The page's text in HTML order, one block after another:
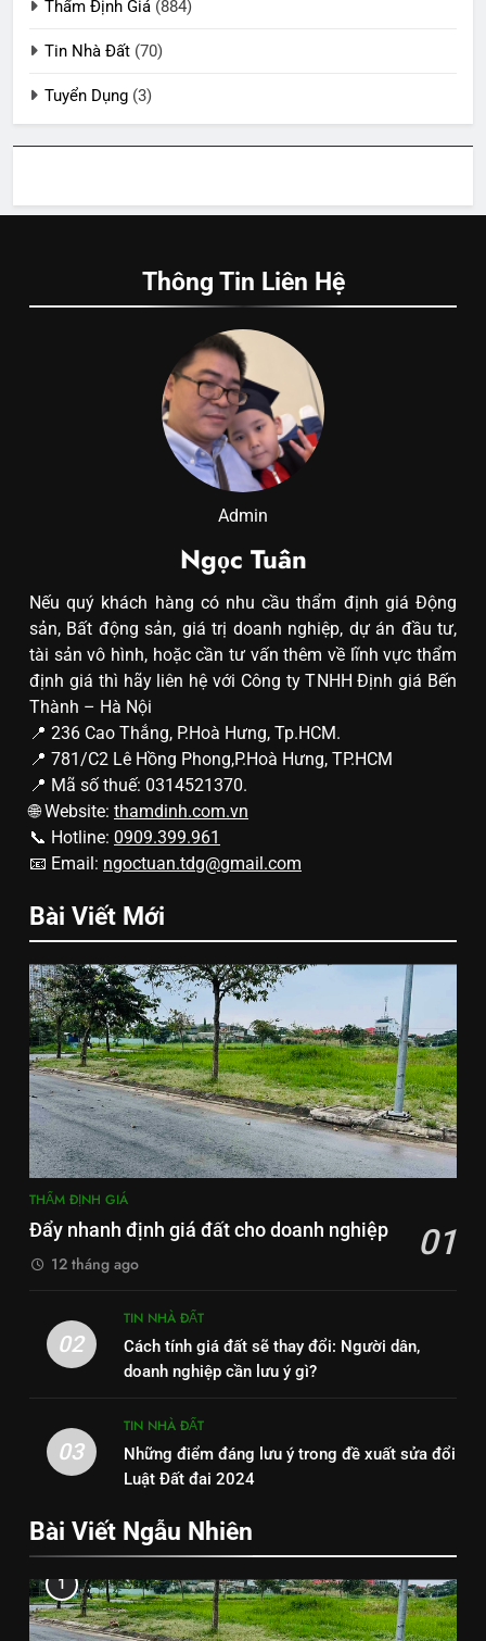
Thẩm Định Giá (884)
Tin Nhà Đất (70)
Tuyển Dụng (3)
Thông Tin Liên Hệ
Admin
Ngọc Tuân
Nếu quý khách hàng có nhu cầu thẩm định giá Động
sản, Bất động sản, giá trị doanh nghiệp, dự án đầu tư,
tài sản vô hình, hoặc cần tư vấn thêm về lĩnh vực thẩm
định giá thì hãy liên hệ với Công ty TNHH Định giá Bến
Thành – Hà Nội
📍 236 Cao Thắng, P.Hoà Hưng, Tp.HCM.
📍 781/C2 Lê Hồng Phong,P.Hoà Hưng, TP.HCM
📍 Mã số thuế: 0314521370.
🌐 Website: thamdinh.com.vn
📞 Hotline: 0909.399.961
📧 Email: ngoctuan.tdg@gmail.com
Bài Viết Mới
THẨM ĐỊNH GIÁ
Đẩy nhanh định giá đất cho doanh nghiệp 01
12 tháng ago
02
TIN NHÀ ĐẤT
Cách tính giá đất sẽ thay đổi: Người dân,
doanh nghiệp cần lưu ý gì?
03
TIN NHÀ ĐẤT
Những điểm đáng lưu ý trong đề xuất sửa đổi
Luật Đất đai 2024
Bài Viết Ngẫu Nhiên
1